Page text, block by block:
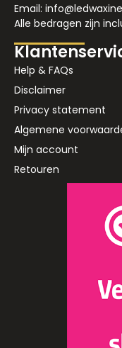
Email:
Alle bedragen zijn
Help & FAQs
Disclaimer
Privacy statement
Algemene
Mijn account
Retouren